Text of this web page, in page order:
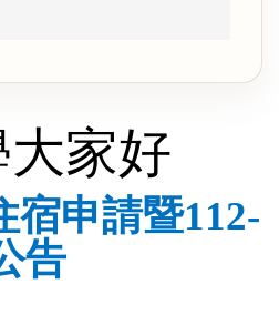
家好
宿申請暨112-
告